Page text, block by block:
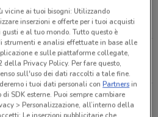
Peugeot
Sant'antonio Abate
vicine ai tuoi bisogni: Utilizzando
inserzioni e offerte per i tuoi acquisti
e al tuo mondo. Tutto questo è
strumenti e analisi effettuate in base alle
e sulle piattaforme collegate,
Privacy Policy. Per fare questo,
sull'uso dei dati raccolti a tale fine.
i tuoi dati personali conPartnersin
SDK esterne. Puoi sempre cambiare
> Personalizzazione, all’interno della
Le inserzioni pubblicitarie che